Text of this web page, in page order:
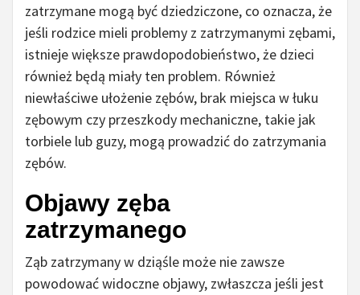
zatrzymane mogą być dziedziczone, co oznacza, że
jeśli rodzice mieli problemy z zatrzymanymi zębami,
istnieje większe prawdopodobieństwo, że dzieci
również będą miały ten problem. Również
niewłaściwe ułożenie zębów, brak miejsca w łuku
zębowym czy przeszkody mechaniczne, takie jak
torbiele lub guzy, mogą prowadzić do zatrzymania
zębów.
Objawy zęba
zatrzymanego
Ząb zatrzymany w dziąśle może nie zawsze
powodować widoczne objawy, zwłaszcza jeśli jest